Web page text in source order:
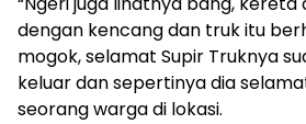
dengan kencang dan truk itu
mogok, selamat Supir Truknya
keluar dan sepertinya dia
seorang warga di lokasi.